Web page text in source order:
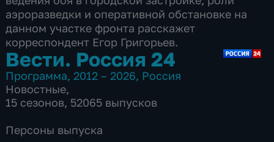
аэроразведки и оперативной обстановке на
данном участке фронта расскажет
корреспондент Егор Григорьев.
Вести. Россия 24
Программа, 2012 – 2026, Россия
Новостные,
15 сезонов, 52065 выпусков
Персоны выпуска